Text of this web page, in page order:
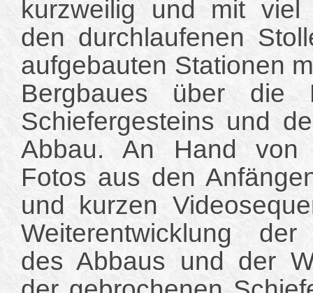
kurzweilig und mit viel
den durchlaufenen
aufgebauten Stationen
Bergbaues über die
Schiefergesteins und
Abbau. An Hand von
Fotos aus den
und kurzen
Weiterentwicklung der
des Abbaus und der